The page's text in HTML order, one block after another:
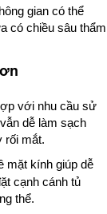
gian có thể
có chiều sâu thẩm
với nhu cầu sử
dễ làm sạch
rối mắt.
mặt kính giúp dễ
cạnh cánh tủ
thể.